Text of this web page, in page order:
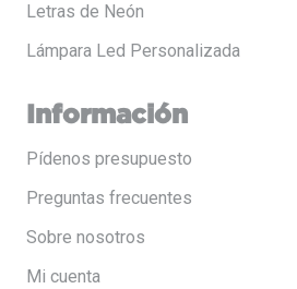
Letras de Neón
Lámpara Led Personalizada
Información
Pídenos presupuesto
Preguntas frecuentes
Sobre nosotros
Mi cuenta